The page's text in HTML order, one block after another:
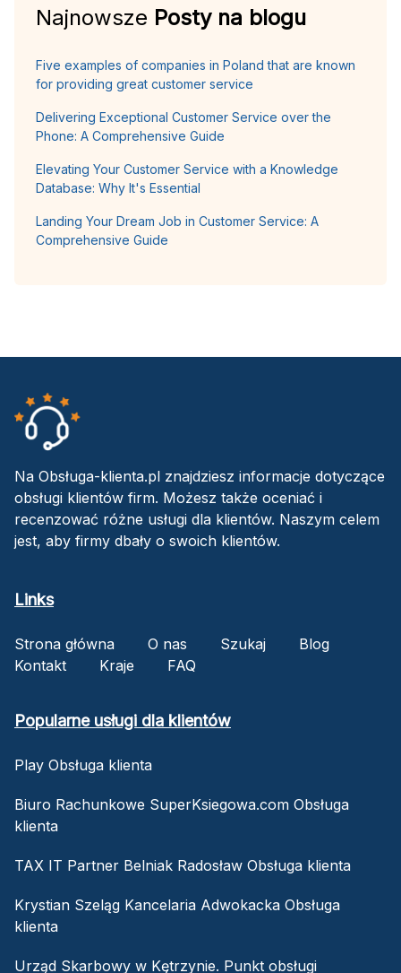
Najnowsze Posty na blogu
Five examples of companies in Poland that are known
for providing great customer service
Delivering Exceptional Customer Service over the
Phone: A Comprehensive Guide
Elevating Your Customer Service with a Knowledge
Database: Why It's Essential
Landing Your Dream Job in Customer Service: A
Comprehensive Guide
Na Obsługa-klienta.pl znajdziesz informacje dotyczące
obsługi klientów firm. Możesz także oceniać i
recenzować różne usługi dla klientów. Naszym celem
jest, aby firmy dbały o swoich klientów.
Links
Strona główna O nas Szukaj
Blog
Kontakt
Kraje FAQ
Popularne usługi dla klientów
Play Obsługa klienta
Biuro Rachunkowe SuperKsiegowa.com Obsługa
klienta
TAX IT Partner Belniak Radosław Obsługa klienta
Krystian Szeląg Kancelaria Adwokacka Obsługa
klienta
Urząd Skarbowy w Kętrzynie. Punkt obsługi